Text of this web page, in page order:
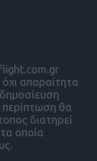
απαραίτητα
περίπτωση θα
διατηρεί
οποία